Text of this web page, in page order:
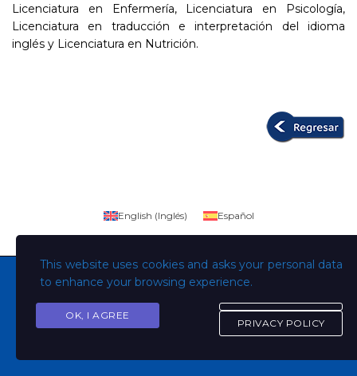
Licenciatura en Enfermería, Licenciatura en Psicología,
Licenciatura en traducción e interpretación del idioma
inglés y Licenciatura en Nutrición.
Copyright © Todos los derechos son de la Universidad
This website uses cookies and asks your personal data
to enhance your browsing experience.
OK, I AGREE
PRIVACY POLICY
English (Inglés) Español